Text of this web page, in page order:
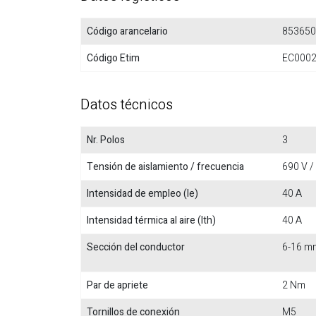
Código arancelario
Código Etim
Datos técnicos
Nr. Polos
3
Tensión de aislamiento / frecuencia
690 V
Intensidad de empleo (Ie)
40 A
Intensidad térmica al aire (Ith)
40 A
Sección del conductor
6-16
Par de apriete
2 Nm
Tornillos de conexión
M5